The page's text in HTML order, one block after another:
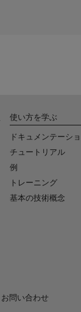
使い方を学ぶ
ドキュメンテーシ
チュートリアル
例
トレーニング
基本の技術概念
お問い合わせ